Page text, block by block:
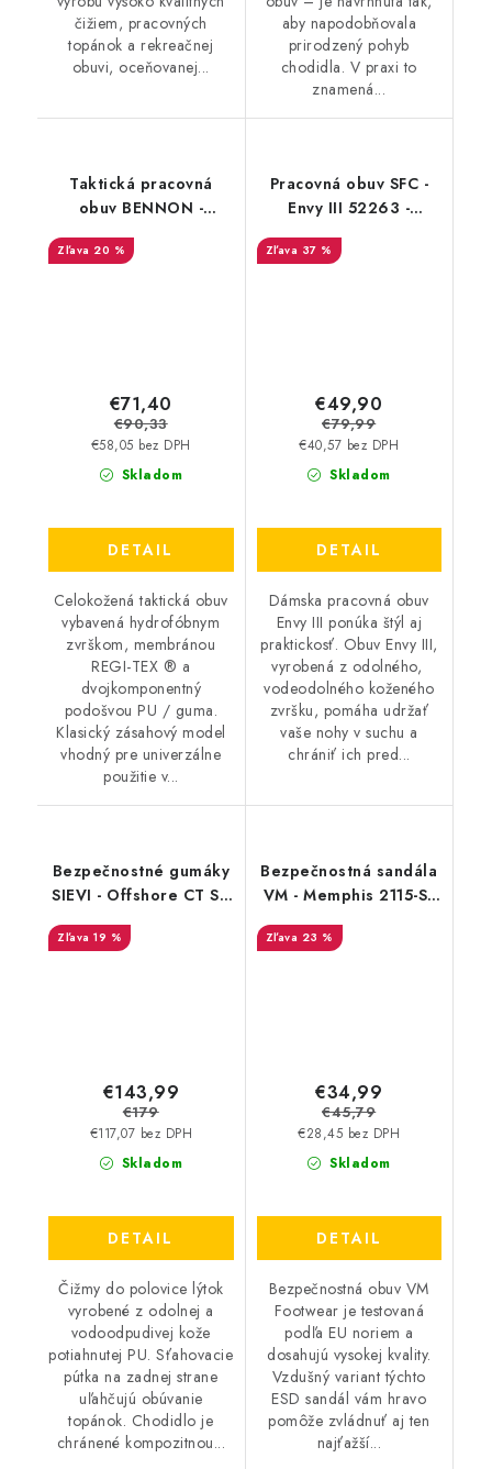
čižiem, pracovných
topánok a rekreačnej
obuvi, oceňovanej...
aby napodobňovala
prirodzený pohyb
chodidla. V praxi to
znamená...
Taktická pracovná
obuv BENNON -
vysoká - Výpredaj
20 %
Skladom
€58,05 bez DPH
€71,40
€90,33
DETAIL
Celokožená taktická obuv
vybavená hydrofóbnym
zvrškom, membránou
REGI-TEX ® a
dvojkomponentný
podošvou PU / guma.
Klasický zásahový model
vhodný pre univerzálne
použitie v...
Pracovná obuv SFC -
Envy III 52263 -
37 %
Skladom
€40,57 bez DPH
€49,90
€79,99
DETAIL
Dámska pracovná obuv
Envy III ponúka štýl aj
praktickosť. Obuv Envy III,
vyrobená z odolného, ​​
vodeodolného koženého
zvršku, pomáha udržať
vaše nohy v suchu a
chrániť ich pred...
Bezpečnostné gumáky
SIEVI - Offshore CT S3
FO SC SR Akciová cena
19 %
Skladom
€117,07 bez DPH
€143,99
€179
DETAIL
Čižmy do polovice lýtok
vyrobené z odolnej a
vodoodpudivej kože
potiahnutej PU. Sťahovacie
pútka na zadnej strane
uľahčujú obúvanie
topánok. Chodidlo je
chránené kompozitnou...
Bezpečnostná sandála
VM - Memphis 2115-S1
ESD - Výpredaj
23 %
Skladom
€28,45 bez DPH
€34,99
€45,79
DETAIL
Bezpečnostná obuv VM
Footwear je testovaná
podľa EU noriem a
dosahujú vysokej kvality.
Vzdušný variant týchto
ESD sandál vám hravo
pomôže zvládnuť aj ten
najťažší...